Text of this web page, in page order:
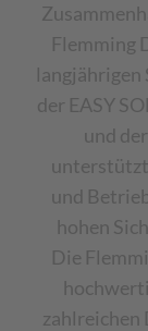
Flemming
langjährigen
der EASY
und
und
hohen
Die